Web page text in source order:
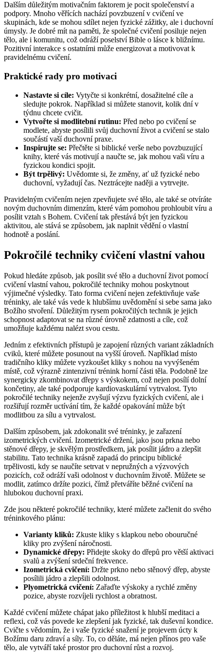
Dalším důležitým motivačním faktorem je pocit společenství a
podpory. Mnoho věřících nachází povzbuzení v cvičení ve
skupinách, kde se mohou sdílet nejen fyzické zážitky, ale i duchovní
úmysly. Je dobré mít na paměti, že společné cvičení posiluje nejen
tělo, ale i komunitu, což odráží poselství Bible o lásce k bližnímu.
Pozitivní interakce s ostatními může energizovat a motivovat k
pravidelnému cvičení.
Praktické rady pro motivaci
Nastavte si cíle: Vytyčte si konkrétní, dosažitelné cíle a
sledujte pokrok. Například si můžete stanovit, kolik dní v
týdnu chcete cvičit.
Vytvořte si modlitební rutinu: Před nebo po cvičení se
modlete, abyste posílili svůj duchovní život a cvičení se stalo
součástí vaší duchovní praxe.
Inspirujte se: Přečtěte si biblické verše nebo povzbuzující
knihy, které vás motivují a naučte se, jak mohou vaši víru a
fyzickou kondici spojit.
Být trpělivý: Uvědomte si, že změny, ať už fyzické nebo
duchovní, vyžadují čas. Neztrácejte naději a vytrvejte.
Pravidelným cvičením nejen zpevňujete své tělo, ale také se otvíráte
novým duchovním dimenzím, které vám pomohou prohloubit víru a
posílit vztah s Bohem. Cvičení tak přestává být jen fyzickou
aktivitou, ale stává se způsobem, jak naplnit vědění o vlastní
hodnotě a poslání.
Pokročilé techniky cvičení vlastní vahou
Pokud hledáte způsob, jak posílit své tělo a duchovní život pomocí
cvičení vlastní vahou, pokročilé techniky mohou poskytnout
výjimečné výsledky. Tato forma cvičení nejen zefektivňuje vaše
tréninky, ale také vás vede k hlubšímu uvědomění si sebe sama jako
Božího stvoření. Důležitým rysem pokročilých technik je jejich
schopnost adaptovat se na různé úrovně zdatnosti a cíle, což
umožňuje každému nalézt svou cestu.
Jedním z efektivních přístupů je zapojení různých variant základních
cviků, které můžete posunout na vyšší úroveň. Například místo
tradičního kliky můžete vyzkoušet kliky s nohou na vyvýšeném
místě, což výrazně zintenzivní trénink horní části těla. Podobně lze
synergicky zkombinovat dřepy s výskokem, což nejen posílí dolní
končetiny, ale také podporuje kardiovaskulární vytrvalost. Tyto
pokročilé techniky nejenže zvyšují výzvu fyzických cvičení, ale i
rozšiřují rozměr uctívání tím, že každé opakování může být
modlitbou za sílu a vytrvalost.
Dalším způsobem, jak zdokonalit své tréninky, je zařazení
izometrických cvičení. Izometrické držení, jako jsou prkna nebo
stěnové dřepy, je skvělým prostředkem, jak posílit jádro a zlepšit
stabilitu. Tato technika krásně zapadá do principu biblické
trpělivosti, kdy se naučíte setrvat v nepružných a výzvových
pozicích, což odráží vaši odolnost v duchovním životě. Můžete se
modlit, zatímco držíte pozici, čímž přetváříte běžné cvičení na
hlubokou duchovní praxi.
Zde jsou některé pokročilé techniky, které můžete začlenit do svého
tréninkového plánu:
Varianty kliků: Zkuste kliky s klapkou nebo obouručné
kliky pro zvýšení náročnosti.
Dynamické dřepy: Přidejte skoky do dřepů pro větší aktivaci
svalů a zvýšení srdeční frekvence.
Izometrická cvičení: Držte prkno nebo stěnový dřep, abyste
posílili jádro a zlepšili odolnost.
Plyometrická cvičení: Zařaďte výskoky a rychlé změny
pozice, abyste rozvíjeli rychlost a obratnost.
Každé cvičení můžete chápat jako příležitost k hlubší meditaci a
reflexi, což vás povede ke zlepšení jak fyzické, tak duševní kondice.
Cvičte s vědomím, že i vaše fyzické snažení je projevem úcty k
Božímu daru zdraví a síly. To, co děláte, má nejen přínos pro vaše
tělo, ale vytváří také prostor pro duchovní růst a rozvoj.